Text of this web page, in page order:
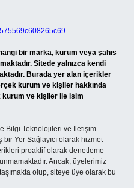
bir marka, kurum veya şahıs
Sitede yalnızca kendi
Burada yer alan içerikler
kurum ve kişiler hakkında
kurum ve kişiler ile isim
Bilgi Teknolojileri ve İletişim
bir Yer Sağlayıcı olarak hizmet
proaktif olarak denetleme
Ancak, üyelerimiz
olup, siteye üye olarak bu